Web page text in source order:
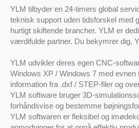
YLM tilbyder en 24-timers global
teknisk support uden tidsforskel med
hurtigt skiftende brancher. YLM er
værdifulde partner. Du bekymrer dig,
YLM udvikler deres egen CNC-
Windows XP / Windows 7 med evnen
information fra .dxf / STEP-filer og
YLM software bruger 3D-
forhåndsvise og bestemme
YLM softwaren er fleksibel og